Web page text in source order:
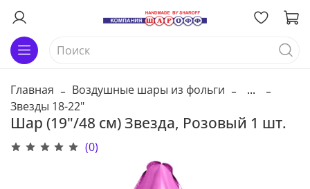
Главная Воздушные шары из фольги
...
Звезды 18-22"
Шар (19"/48 см) Звезда, Розовый 1 шт.
(0)